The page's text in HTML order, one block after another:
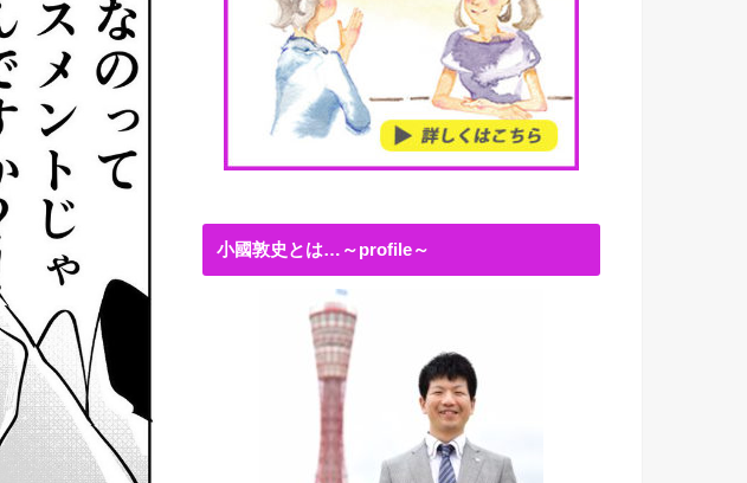
小國敦史とは…～profile～